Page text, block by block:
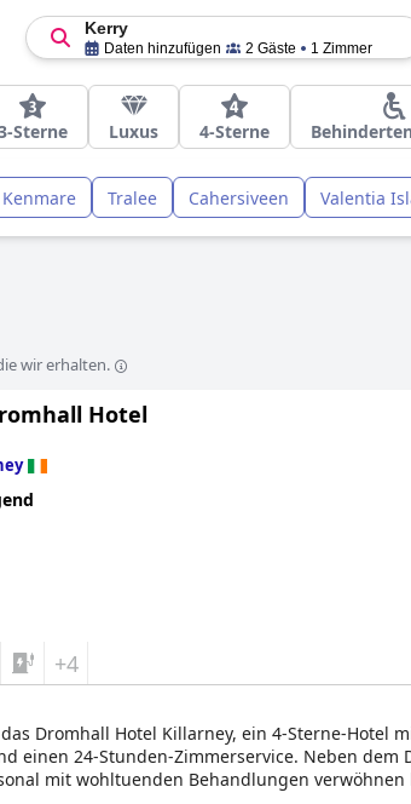
Kerry
Daten hinzufügen 2 Gäste 1 Zimmer
Sterne Luxus 4-Sterne
Kenmare Tralee Cahersiveen Valentia
wir erhalten.
Hotel
+4
Dromhall Hotel Killarney, ein 4-Sterne-Hotel
einen 24-Stunden-Zimmerservice. Neben dem
mit wohltuenden Behandlungen